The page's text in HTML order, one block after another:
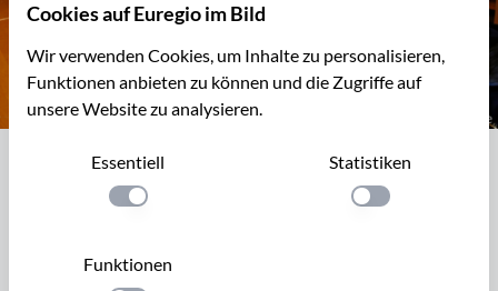
Im Biermuseum von Rodt bei St. Vith
annähernd 4000 Flaschen verschiedener Biersorten aus 140
Cookies auf Euregio im Bild
Wir verwenden Cookies, um Inhalte zu personalisieren,
Funktionen anbieten zu können und die Zugriffe auf
unsere Website zu analysieren.
Essentiell
Einstellung anwenden
Statistiken
Einstellung
Funktionen